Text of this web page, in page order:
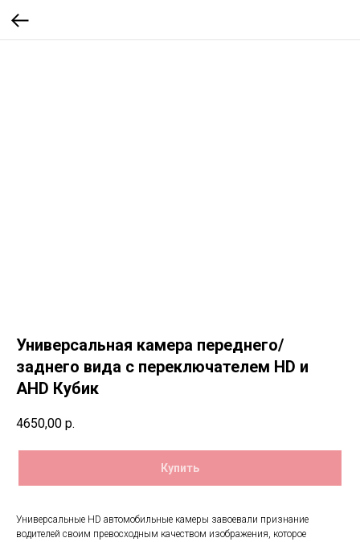
Универсальная камера переднего/
заднего вида с переключателем HD и
AHD Кубик
4650,00 р.
Купить
Универсальные HD автомобильные камеры завоевали признание
водителей своим превосходным качеством изображения, которое